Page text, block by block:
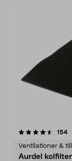
154
Ventilationer &
Aurdel
4.5 av 5